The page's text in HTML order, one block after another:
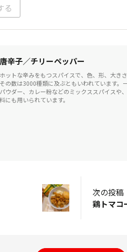
る
唐辛子／チリーペッパー
ホットな辛みをもつスパイスで、色、形、大き
その数は3000種類に及ぶともいわれています。
パウダー、カレー粉などのミックススパイスや
料にも用いられています。
次の投稿
鶏トマコ